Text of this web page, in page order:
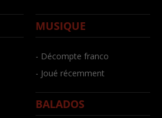
MUSIQUE
- Décompte franco
- Joué récemment
BALADOS